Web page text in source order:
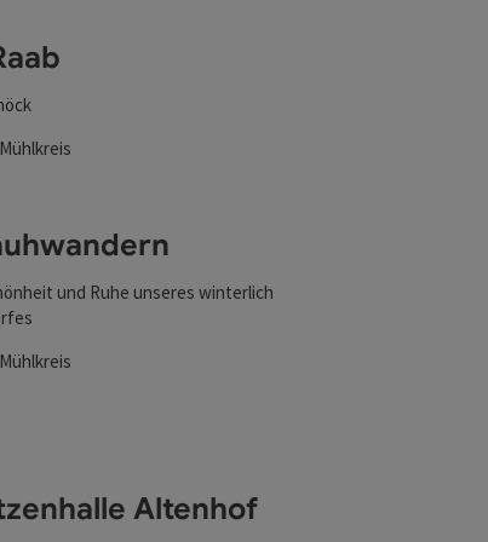
und Ruhe unseres winterlich
Altenhof